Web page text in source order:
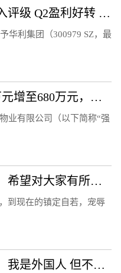
中银证券给予华利集团买入评级 Q2盈利好转 期待下半年订单拐点显现
华利集团（300979 SZ，最
强生物业注册资本从500万元增至680万元，增幅36%
业有限公司（以下简称“强
炒股18年，我的独创战法！希望对大家有所帮助
到现在的镇定自若，宠辱
成都大运会留学生志愿者：我是外国人 但不是外人